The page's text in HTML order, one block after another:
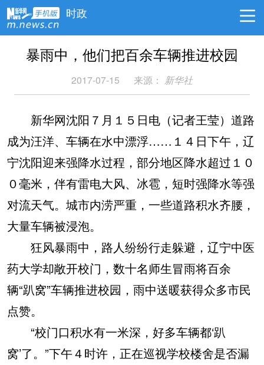
时政
暴雨中，他们把百余车辆推进校园
2017-07-15 来源： 新华社
新华网沈阳７月１５日电（记者王莹）道路
成为汪洋、车辆在水中漂浮……１４日下午，辽
宁沈阳迎来强降水过程，部分地区降水超过１０
０毫米，伴有雷电大风、冰雹，短时强降水等强
对流天气。城市内涝严重，一些道路积水齐腰，
大量车辆被浸泡。
狂风暴雨中，路人纷纷行走躲避，辽宁中医
药大学却敞开校门，数十名师生冒雨将百余
辆“趴窝”车辆推进校园，雨中送暖获得众多市民
点赞。
“校门口积水有一米深，好多车辆都‘趴
窝’了。”下午４时许，正在巡视学校楼舍是否漏